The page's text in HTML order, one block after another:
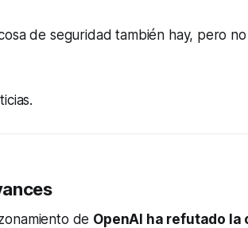
de seguridad también hay, pero
de OpenAI ha refutado